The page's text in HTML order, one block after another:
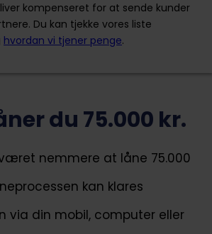
Ansøg nu
ApS er en online lånevirksomhed,
for Ferratum Kredit, hvor man
til 50.000 kr., som man kan bruge
man har lyst til og bruge kreditten
lyst til. Afdrag udregnes ud fra den
kompenseret for at sende kunder
Du kan tjekke vores liste
hvordan vi tjener penge.
du 75.000 kr.
nemmere at låne 75.000
kan klares
via din mobil, computer eller